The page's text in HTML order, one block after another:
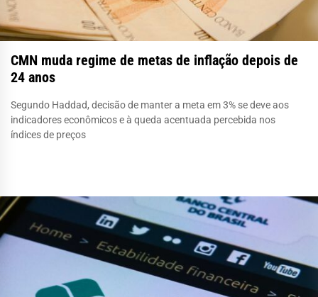
CMN muda regime de metas de inflação depois de
24 anos
Segundo Haddad, decisão de manter a meta em 3% se deve aos
indicadores econômicos e à queda acentuada percebida nos
índices de preços